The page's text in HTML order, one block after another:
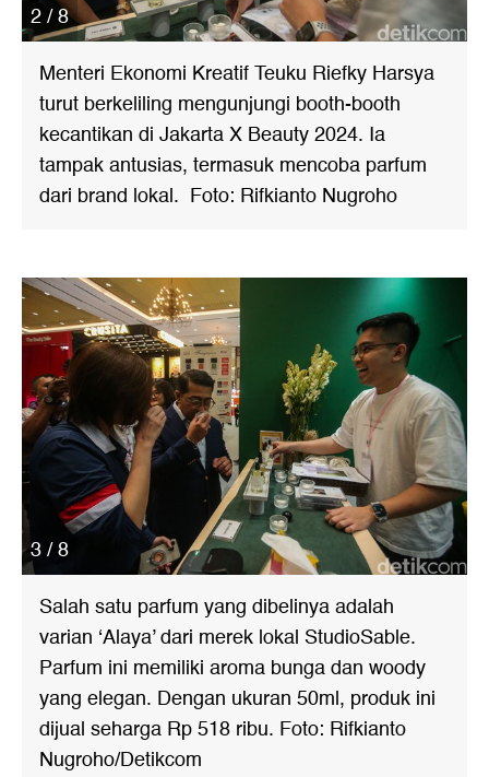
2 / 8
Menteri Ekonomi Kreatif Teuku Riefky Harsya
turut berkeliling mengunjungi booth-booth
kecantikan di Jakarta X Beauty 2024. Ia
tampak antusias, termasuk mencoba parfum
dari brand lokal. Foto: Rifkianto Nugroho
3 / 8
Salah satu parfum yang dibelinya adalah
varian ‘Alaya’ dari merek lokal StudioSable.
Parfum ini memiliki aroma bunga dan woody
yang elegan. Dengan ukuran 50ml, produk ini
dijual seharga Rp 518 ribu. Foto: Rifkianto
Nugroho/Detikcom